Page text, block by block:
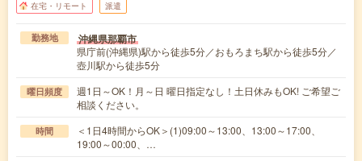
在宅・リモート 派遣
勤務地 沖縄県那覇市
県庁前(沖縄県)駅から徒歩5分／おもろまち駅から徒歩5分／
壺川駅から徒歩5分
曜日頻度
週1日～OK！月～日 曜日指定なし！土日休みもOK! ご希望ご
相談ください。
時間
＜1日4時間からOK＞(1)09:00～13:00、13:00～17:00、
19:00～00:00、…